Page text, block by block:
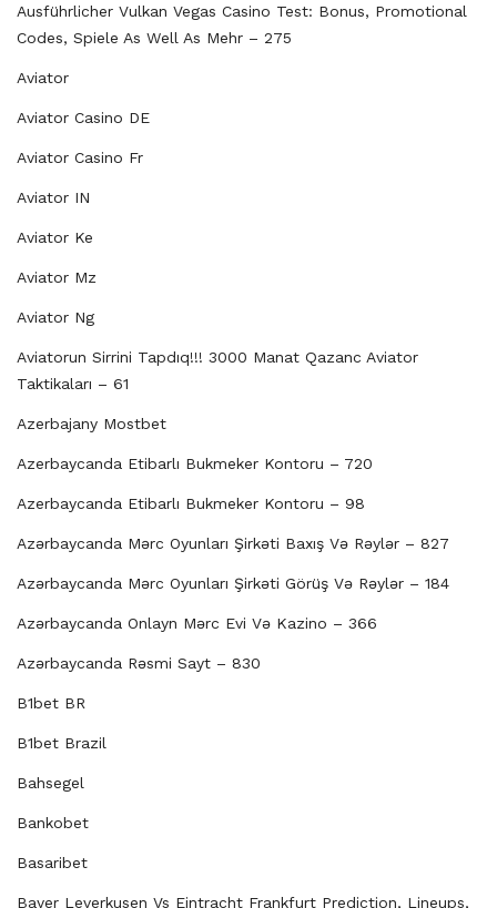
Ausführlicher Vulkan Vegas Casino Test: Bonus, Promotional
Codes, Spiele As Well As Mehr – 275
Aviator
Aviator Casino DE
Aviator Casino Fr
Aviator IN
Aviator Ke
Aviator Mz
Aviator Ng
Aviatorun Sirrini Tapdıq!!! 3000 Manat Qazanc Aviator
Taktikaları – 61
Azerbajany Mostbet
Azerbaycanda Etibarlı Bukmeker Kontoru – 720
Azerbaycanda Etibarlı Bukmeker Kontoru – 98
Azərbaycanda Mərc Oyunları Şirkəti Baxış Və Rəylər – 827
Azərbaycanda Mərc Oyunları Şirkəti Görüş Və Rəylər – 184
Azərbaycanda Onlayn Mərc Evi Və Kazino – 366
Azərbaycanda Rəsmi Sayt – 830
B1bet BR
B1bet Brazil
Bahsegel
Bankobet
Basaribet
Bayer Leverkusen Vs Eintracht Frankfurt Prediction, Lineups,